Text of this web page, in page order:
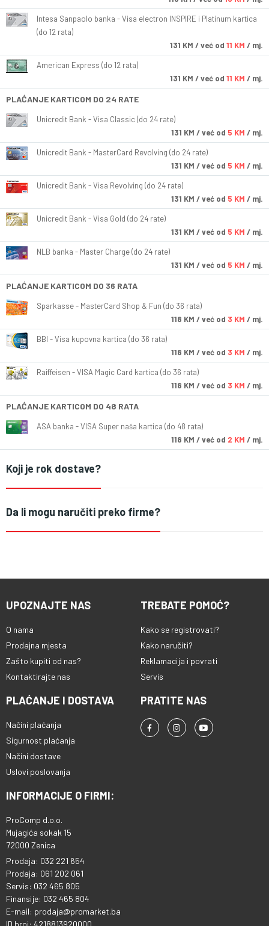
Intesa Sanpaolo banka - Visa electron INSPIRE i Platinum kartica
(do 12 rata)
131 KM / već od 11 KM / mj.
American Express (do 12 rata)
131 KM / već od 11 KM / mj.
PLAĆANJE KARTICOM DO 24 RATE
Unicredit Bank - Visa Classic (do 24 rate)
131 KM / već od 5 KM / mj.
Unicredit Bank - MasterCard Revolving (do 24 rate)
131 KM / već od 5 KM / mj.
Unicredit Bank - Visa Revolving (do 24 rate)
131 KM / već od 5 KM / mj.
Unicredit Bank - Visa Gold (do 24 rate)
131 KM / već od 5 KM / mj.
NLB banka - Master Charge (do 24 rate)
131 KM / već od 5 KM / mj.
PLAĆANJE KARTICOM DO 36 RATA
Sparkasse - MasterCard Shop & Fun (do 36 rata)
118 KM / već od 3 KM / mj.
BBI - Visa kupovna kartica (do 36 rata)
118 KM / već od 3 KM / mj.
Raiffeisen - VISA Magic Card kartica (do 36 rata)
118 KM / već od 3 KM / mj.
PLAĆANJE KARTICOM DO 48 RATA
ASA banka - VISA Super naša kartica (do 48 rata)
118 KM / već od 2 KM / mj.
Koji je rok dostave?
Da li mogu naručiti preko firme?
UPOZNAJTE NAS
O nama
Prodajna mjesta
Zašto kupiti od nas?
Kontaktirajte nas
TREBATE POMOĆ?
Kako se registrovati?
Kako naručiti?
Reklamacija i povrati
Servis
PLAĆANJE I DOSTAVA
Načini plaćanja
Sigurnost plaćanja
Načini dostave
Uslovi poslovanja
PRATITE NAS
INFORMACIJE O FIRMI:
ProComp d.o.o.
Mujagića sokak 15
72000 Zenica
Prodaja: 032 221 654
Prodaja: 061 202 061
Servis: 032 465 805
Finansije: 032 465 804
E-mail: prodaja@promarket.ba